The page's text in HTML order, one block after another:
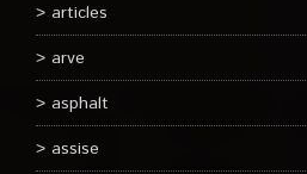
articles
arve
asphalt
assise